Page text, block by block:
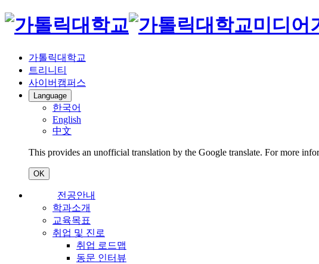
미디어
가톨릭대학교
트리니티
사이버캠퍼스
Language
한국어
English
中文
This provides an unofficial translation by the Google translate. For more
OK
전공안내
학과소개
교육목표
취업 및 진로
취업 로드맵
동문 인터뷰